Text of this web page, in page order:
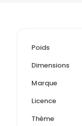
Poids
Dimensions
Marque
Licence
Thème